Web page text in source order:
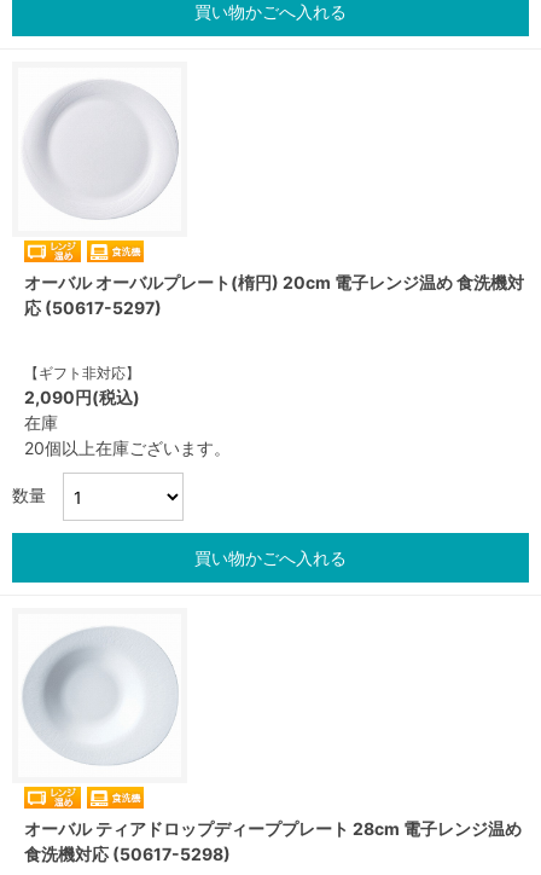
買い物かごへ入れる
オーバル オーバルプレート(楕円) 20cm 電子レンジ温め 食洗機対
応 (50617-5297)
【ギフト非対応】
2,090円(税込)
在庫
20個以上在庫ございます。
数量
買い物かごへ入れる
オーバル ティアドロップディーププレート 28cm 電子レンジ温め
食洗機対応 (50617-5298)